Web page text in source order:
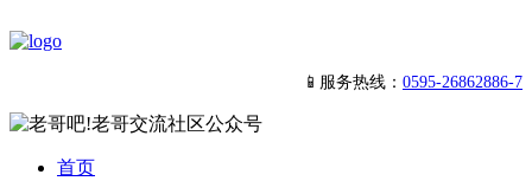
📱服务热线： 0595-26862886-7
首页